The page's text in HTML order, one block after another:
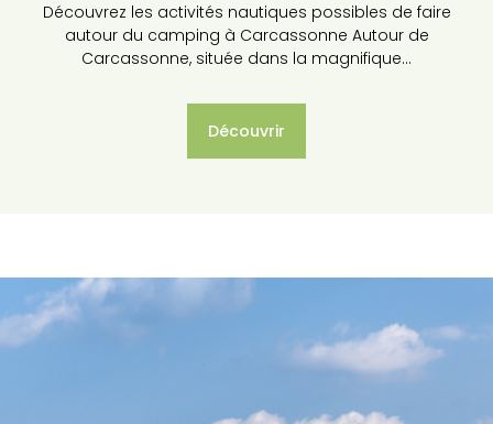
Découvrez les activités nautiques possibles de faire
autour du camping à Carcassonne Autour de
Carcassonne, située dans la magnifique…
Découvrir